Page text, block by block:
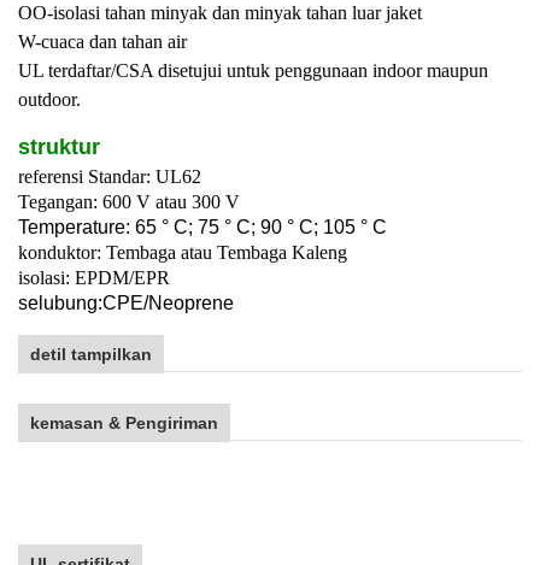
OO-isolasi tahan minyak dan minyak tahan luar jaket
W-cuaca dan tahan air
UL terdaftar/CSA disetujui untuk penggunaan indoor maupun
outdoor.
struktur
referensi Standar: UL62
Tegangan: 600 V atau 300 V
Temperature: 65 ° C; 75 ° C; 90 ° C; 105 ° C
konduktor: Tembaga atau Tembaga Kaleng
isolasi: EPDM/EPR
selubung:CPE/Neoprene
detil tampilkan
kemasan & Pengiriman